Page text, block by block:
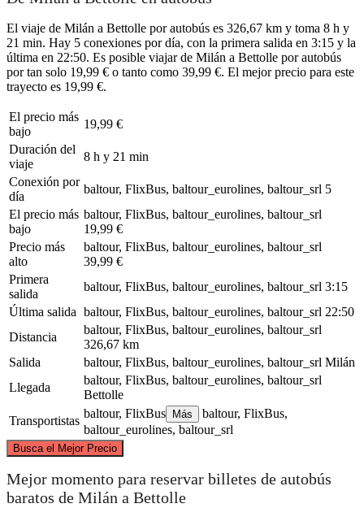
El viaje de Milán a Bettolle por autobús es 326,67 km y toma 8 h y
21 min. Hay 5 conexiones por día, con la primera salida en 3:15 y la
última en 22:50. Es posible viajar de Milán a Bettolle por autobús
por tan solo 19,99 € o tanto como 39,99 €. El mejor precio para este
trayecto es 19,99 €.
El precio más
bajo
19,99 €
Duración del
viaje
8 h y 21 min
Conexión por
día
baltour, FlixBus, baltour_eurolines, baltour_srl 5
El precio más
bajo
baltour, FlixBus, baltour_eurolines, baltour_srl
19,99 €
Precio más
alto
baltour, FlixBus, baltour_eurolines, baltour_srl
39,99 €
Primera
salida
baltour, FlixBus, baltour_eurolines, baltour_srl 3:15
Última salida baltour, FlixBus, baltour_eurolines, baltour_srl 22:50
Distancia
baltour, FlixBus, baltour_eurolines, baltour_srl
326,67 km
Salida
baltour, FlixBus, baltour_eurolines, baltour_srl Milán
Llegada
baltour, FlixBus, baltour_eurolines, baltour_srl
Bettolle
Transportistas
baltour, FlixBus Más
baltour, FlixBus,
baltour_eurolines, baltour_srl
Busca el Mejor Precio
©CARTO, ©
Mejor momento para reservar billetes de autobús
baratos de Milán a Bettolle